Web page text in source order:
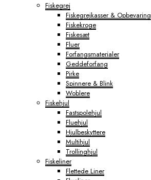
Fiskegrej
Fiskegrejkasser & Opbevaring
Fiskekroge
Fiskesæt
Fluer
Forfangsmaterialer
Geddeforfang
Pirke
Spinnere & Blink
Woblere
Fiskehjul
Fastspolehjul
Fluehjul
Hjulbeskyttere
Multihjul
Trollinghjul
Fiskeliner
Flettede Liner